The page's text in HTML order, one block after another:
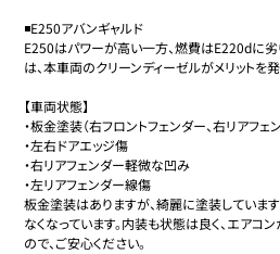
◾️E250アバンギャルド
E250はパワーが高い一方、燃費はE220dに
は、本車両のクリーンディーゼルがメリットを発
【車両状態】
・板金塗装（右フロントフェンダー、右リアフェ
・左右ドアエッジ傷
・右リアフェンダー軽微な凹み
・左リアフェンダー線傷
板金塗装はありますが、綺麗に塗装していま
なくなっています。内装も状態は良く、エアコ
ので、ご安心ください。